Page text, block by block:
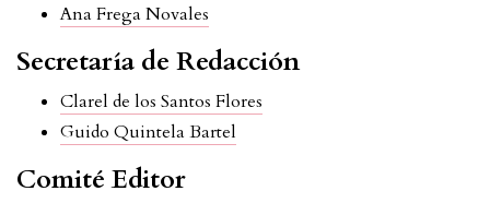
Ana Frega Novales
Secretaría de Redacción
Clarel de los Santos Flores
Guido Quintela Bartel
Comité Editor